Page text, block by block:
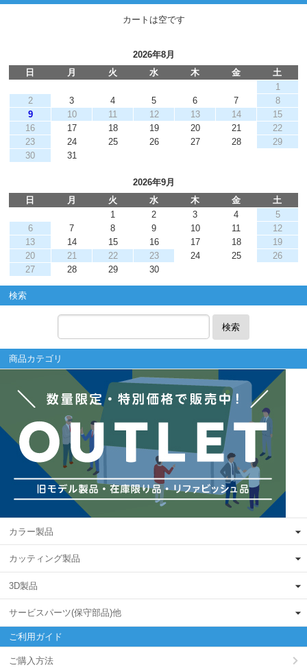
カートは空です
2026年8月
日
月 火 水 木 金
土
1
2
3 4 5 6 7
8
9
10 11 12 13 14
15
16
17 18 19 20 21
22
23
24 25 26 27 28
29
30
31
2026年9月
日
月 火 水 木 金
土
1
2 3 4
5
6
7 8 9 10 11
12
13
14 15 16 17 18
19
20
21 22 23 24 25
26
27
28 29 30
検索
検索
商品カテゴリ
カラー製品
カッティング製品
3D製品
サービスパーツ(保守部品)他
ご利用ガイド
ご購入方法